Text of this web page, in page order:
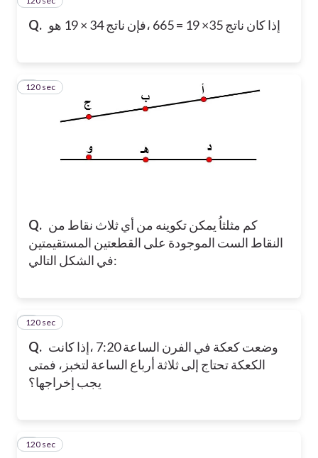
Q. إذا كان ناتج 35× 19 = 665 ،فإن ناتج 34 × 19 هو
Q. كم مثلثاُ يمكن تكوينه من أي ثلاث نقاط من
النقاط الست الموجودة على القطعتين المستقيمتين
في الشكل التالي:
5
120 sec
Q. وضعت كعكة في الفرن الساعة 7:20 ،إذا كانت
الكعكة تحتاج إلى ثلاثة أرباع الساعة لتخبز، فمتى
يجب إخراجها؟
6
120 sec
7
120 sec